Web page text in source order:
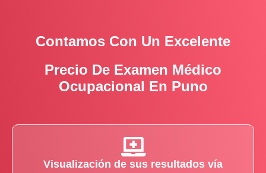
Contamos Con Un Excelente
Precio De Examen Médico
Ocupacional En Puno
Visualización de sus resultados vía